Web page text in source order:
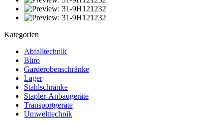
Kategorien
Abfalltechnik
Büro
Garderobenschränke
Lager
Stahlschränke
Stapler-Anbaugeräte
Transportgeräte
Umwelttechnik